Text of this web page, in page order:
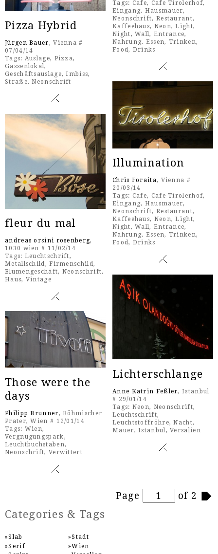
Pizza Hybrid
Jürgen Bauer, Vienna #
07/04/14
Tags: Auslage, Pizza,
Gassenlokal,
Geschäftsauslage,Imbiss,
Straße,Neonschrift
Tags: Cafe, Cafe Tirolerhof,
Eingang, Hausmauer,
Neonschrift, Restaurant,
Kaffeehaus, Neon,Light,
Night,Wall, Entrance,
Nahrung, Essen, Trinken,
Food, Drinks
Illumination
Chris Foraita, Vienna #
20/03/14
Tags: Cafe, Cafe Tirolerhof,
Eingang, Hausmauer,
Neonschrift, Restaurant,
Kaffeehaus, Neon,Light,
Night,Wall, Entrance,
Nahrung, Essen, Trinken,
Food, Drinks
fleur du mal
andreas orsini rosenberg,
1030 wien # 11/02/14
Tags: Leuchtschrift,
Metallschild,Firmenschild,
Blumengeschäft, Neonschrift,
Haus, Vintage
Lichterschlange
Anne Katrin Feßler, Istanbul
# 29/01/14
Tags: Neon, Neonschrift,
Leuchtschrift,
Leuchtstoffröhre,Nacht,
Mauer,Istanbul,Versalien
Those were the
days
Philipp Brunner, Böhmischer
Prater, Wien # 12/01/14
Tags: Wien,
Vergnügungspark ,
Leuchtbuchstaben,
Neonschrift, Verwittert
Page of 2
Categories & Tags
Slab
Serif
Stadt
Wien